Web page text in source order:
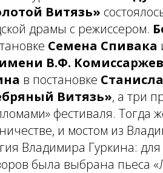
Витязь»
драмы с режиссером.
Семена Спивака
В.Ф.
в постановке
Витязь», а три
фестиваля. Тогда
и мостом из
Владимира Гуркина: для
была выбрана пьеса